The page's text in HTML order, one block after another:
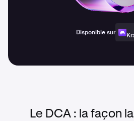
Disponible sur
Le DCA : la façon